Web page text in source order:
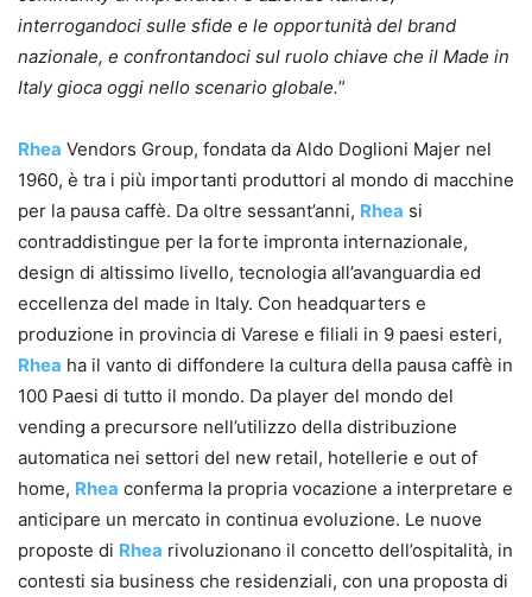
interrogandoci sulle sfide e le opportunità del brand
nazionale, e confrontandoci sul ruolo chiave che il Made in
Italy gioca oggi nello scenario globale.”
Rhea Vendors Group, fondata da Aldo Doglioni Majer nel
1960, è tra i più importanti produttori al mondo di macchine
per la pausa caffè. Da oltre sessant’anni, Rhea si
contraddistingue per la forte impronta internazionale,
design di altissimo livello, tecnologia all’avanguardia ed
eccellenza del made in Italy. Con headquarters e
produzione in provincia di Varese e filiali in 9 paesi esteri,
Rhea ha il vanto di diffondere la cultura della pausa caffè in
100 Paesi di tutto il mondo. Da player del mondo del
vending a precursore nell’utilizzo della distribuzione
automatica nei settori del new retail, hotellerie e out of
home, Rhea conferma la propria vocazione a interpretare e
anticipare un mercato in continua evoluzione. Le nuove
proposte di Rhea rivoluzionano il concetto dell’ospitalità, in
contesti sia business che residenziali, con una proposta di